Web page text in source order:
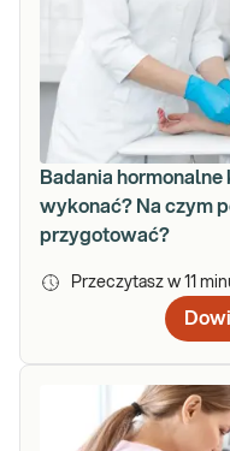
Badania
wykonać? Na czym
przygotować?
Przeczytasz w 11